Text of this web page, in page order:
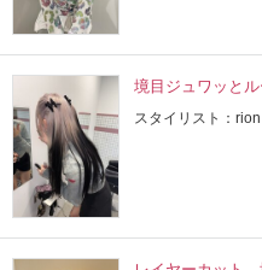
境目ジュワッと
スタイリスト：rion